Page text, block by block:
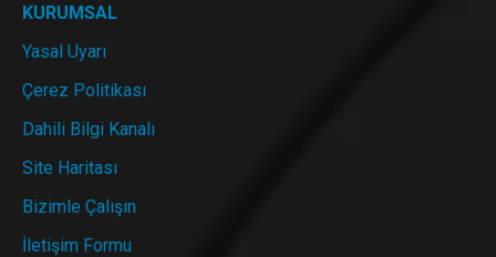
KURUMSAL
Yasal Uyarı
Çerez Politikası
Dahili Bilgi Kanalı
Site Haritası
Bizimle Çalışın
İletişim Formu